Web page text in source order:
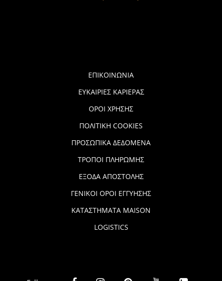
ΕΠΙΚΟΙΝΩΝΙΑ
ΕΥΚΑΙΡΙΕΣ ΚΑΡΙΕΡΑΣ
ΟΡΟΙ ΧΡΗΣΗΣ
ΠΟΛΙΤΙΚΗ COOKIES
ΠΡΟΣΩΠΙΚΑ ΔΕΔΟΜΕΝΑ
ΤΡΟΠΟΙ ΠΛΗΡΩΜΗΣ
ΕΞΟΔΑ ΑΠΟΣΤΟΛΗΣ
ΓΕΝΙΚΟΙ ΟΡΟΙ ΕΓΓΥΗΣΗΣ
ΚΑΤΑΣΤΗΜΑΤΑ MAISON
LOGISTICS